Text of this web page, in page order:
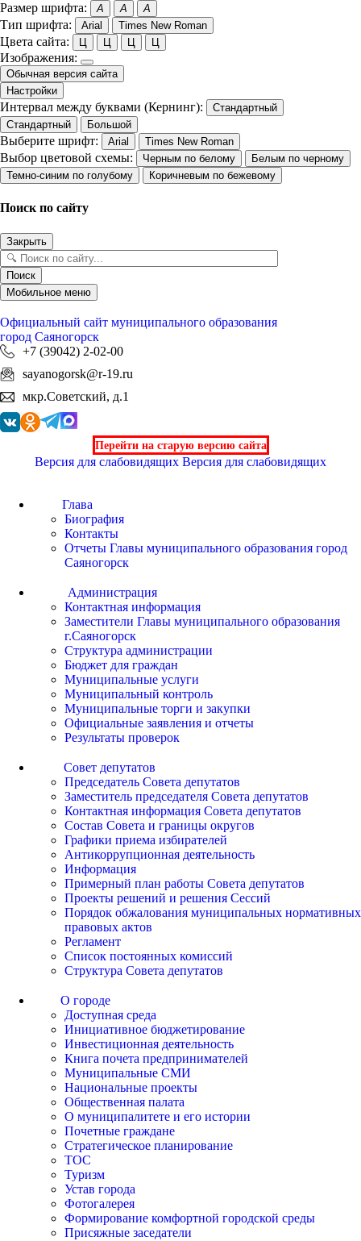
Размер шрифта: A A A
Тип шрифта: Arial Times New Roman
Цвета сайта: Ц Ц Ц Ц
Изображения:
Обычная версия сайта
Настройки
Интервал между буквами (Кернинг):
Стандартный
Стандартный
Большой
Выберите шрифт: Arial Times New Roman
Выбор цветовой схемы: Черным по белому
Белым по черному
Темно-синим по голубому
Коричневым по бежевому
Поиск по сайту
Закрыть
Поиск
Мобильное меню
Официальный сайт муниципального образования
город Саяногорск
+7 (39042) 2-02-00
sayanogorsk@r-19.ru
мкр.Советский, д.1
Перейти на старую версию сайта
Версия для слабовидящих Версия для слабовидящих
Глава
Биография
Контакты
Отчеты Главы муниципального образования город
Саяногорск
Администрация
Контактная информация
Заместители Главы муниципального образования
г.Саяногорск
Структура администрации
Бюджет для граждан
Муниципальные услуги
Муниципальный контроль
Муниципальные торги и закупки
Официальные заявления и отчеты
Результаты проверок
Совет депутатов
Председатель Совета депутатов
Заместитель председателя Совета депутатов
Контактная информация Совета депутатов
Состав Совета и границы округов
Графики приема избирателей
Антикоррупционная деятельность
Информация
Примерный план работы Совета депутатов
Проекты решений и решения Сессий
Порядок обжалования муниципальных нормативных
правовых актов
Регламент
Список постоянных комиссий
Структура Совета депутатов
О городе
Доступная среда
Инициативное бюджетирование
Инвестиционная деятельность
Книга почета предпринимателей
Муниципальные СМИ
Национальные проекты
Общественная палата
О муниципалитете и его истории
Почетные граждане
Стратегическое планирование
ТОС
Туризм
Устав города
Фотогалерея
Формирование комфортной городской среды
Присяжные заседатели